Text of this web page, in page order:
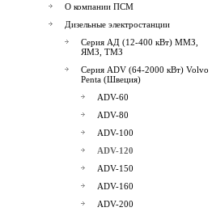
О компании ПСМ
Дизельные электростанции
Серия АД (12-400 кВт) ММЗ,
ЯМЗ, ТМЗ
Серия ADV (64-2000 кВт) Volvo
Penta (Швеция)
ADV-60
ADV-80
ADV-100
ADV-120
ADV-150
ADV-160
ADV-200